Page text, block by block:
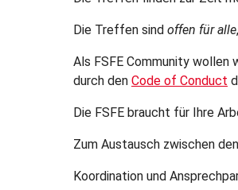
Die Treffen sind offen für alle
Als FSFE Community wollen
durch den Code of Conduct
Die FSFE braucht für Ihre
Zum Austausch zwischen
Koordination und